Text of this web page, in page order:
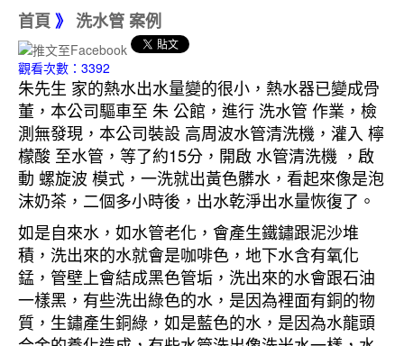
首頁 》 洗水管 案例
觀看次數：3392
朱先生 家的熱水出水量變的很小，熱水器已變成骨
董，本公司驅車至 朱 公館，進行 洗水管 作業，檢
測無發現，本公司裝設 高周波水管清洗機，灌入 檸
檬酸 至水管，等了約15分，開啟 水管清洗機 ，啟
動 螺旋波 模式，一洗就出黃色髒水，看起來像是泡
沫奶茶，二個多小時後，出水乾淨出水量恢復了。
如是自來水，如水管老化，會產生鐵鏽跟泥沙堆
積，洗出來的水就會是咖啡色，地下水含有氧化
錳，管壁上會結成黑色管垢，洗出來的水會跟石油
一樣黑，有些洗出綠色的水，是因為裡面有銅的物
質，生鏽產生銅綠，如是藍色的水，是因為水龍頭